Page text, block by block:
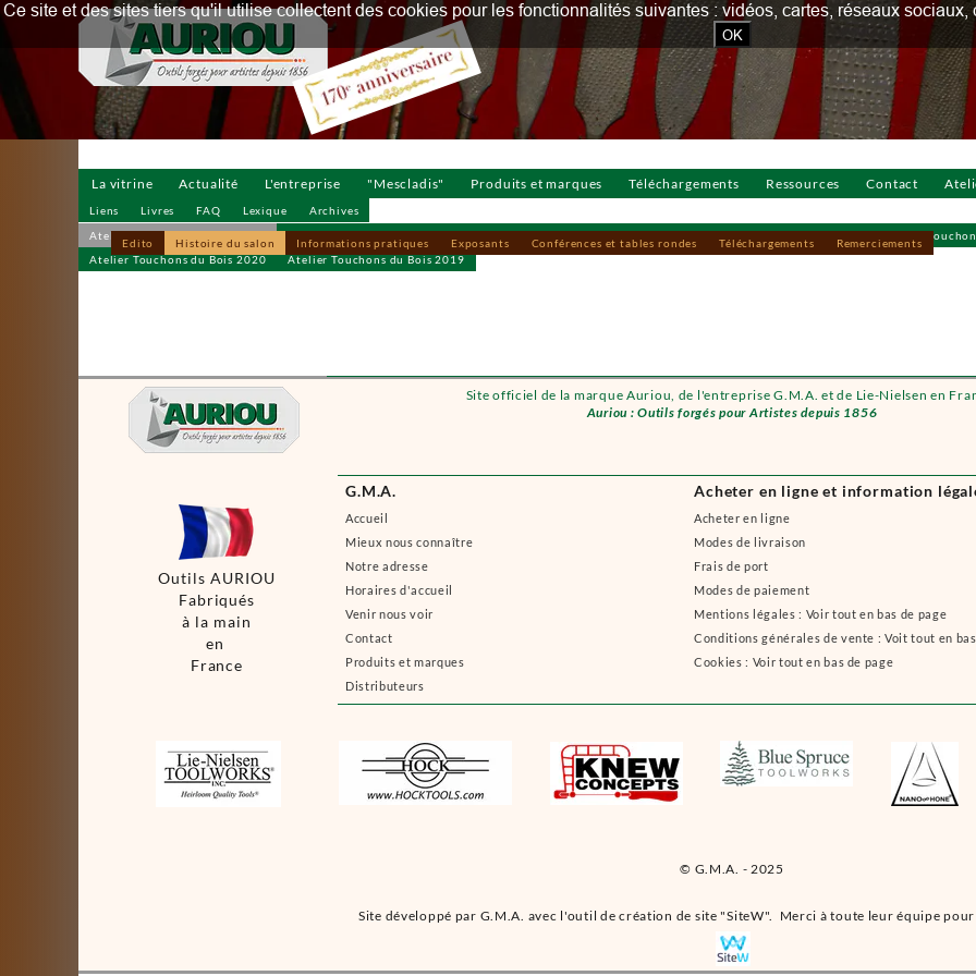
La vitrine Actualité L'entreprise "Mescladis" Produits et marques Téléchargements Ressources Contact
Site officiel de la marque Auriou, de l'entreprise G.M.A. et de Lie-Nielsen en
Auriou : Outils forgés pour Artistes depuis 1856
© G.M.A. - 2025
Liens Livres FAQ Lexique
Archives
Atelier Touchons du Bois 2025
Atelier Touchons du Bois 2024 Atelier Touchons du Bois 2023 Atelier Touchons du Bois 2022 Atelier
Atelier Touchons du Bois 2020
Atelier Touchons du Bois 2019
G.M.A.
Accueil
Mieux nous connaître
Notre adresse
Horaires d'accueil
Venir nous voir
Contact
Produits et marques
Distributeurs
Acheter en ligne et information
Acheter en ligne
Modes de livraison
Frais de port
Modes de paiement
Mentions légales : Voir tout en bas de page
Conditions générales de vente : Voit tout en
Cookies : Voir tout en bas de page
Site développé par G.M.A. avec l'outil de création de site "SiteW". Merci à toute leur équipe
Outils AURIOU
Fabriqués
à la main
en
France
Edito Histoire du salon Informations pratiques Exposants Conférences et tables rondes Téléchargements Remerciements
Ce site et des sites tiers qu'il utilise collectent des cookies pour les fonctionnalités suivantes : vidéos, cartes, réseaux
OK